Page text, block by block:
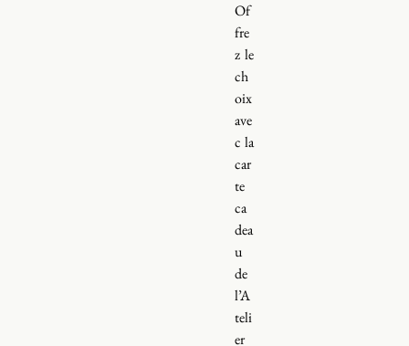
Of
fre
z le
ch
oix
ave
c la
car
te
ca
dea
u
de
l’A
teli
er